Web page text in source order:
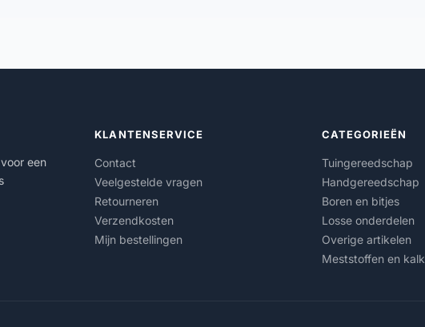
een
KLANTENSERVICE
Contact
Veelgestelde vragen
Retourneren
Verzendkosten
Mijn bestellingen
CATEGORIEËN
Tuingereedschap
Handgereedschap
Boren en bitjes
Losse onderdelen
Overige artikelen
Meststoffen en kalk